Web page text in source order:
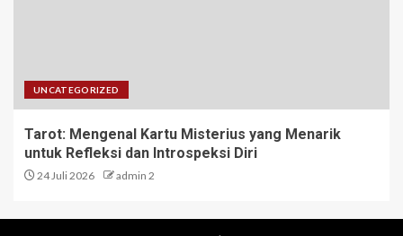
UNCATEGORIZED
Tarot: Mengenal Kartu Misterius yang Menarik
untuk Refleksi dan Introspeksi Diri
24 Juli 2026 admin 2